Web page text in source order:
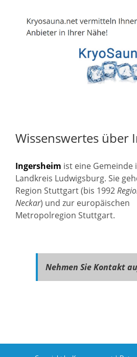
Wissenswertes über
Ingersheim ist eine Gemeinde
Landkreis Ludwigsburg. Sie
Region Stuttgart (bis 1992
Neckar) und zur europäischen
Metropolregion Stuttgart.
Nehmen Sie Kontakt